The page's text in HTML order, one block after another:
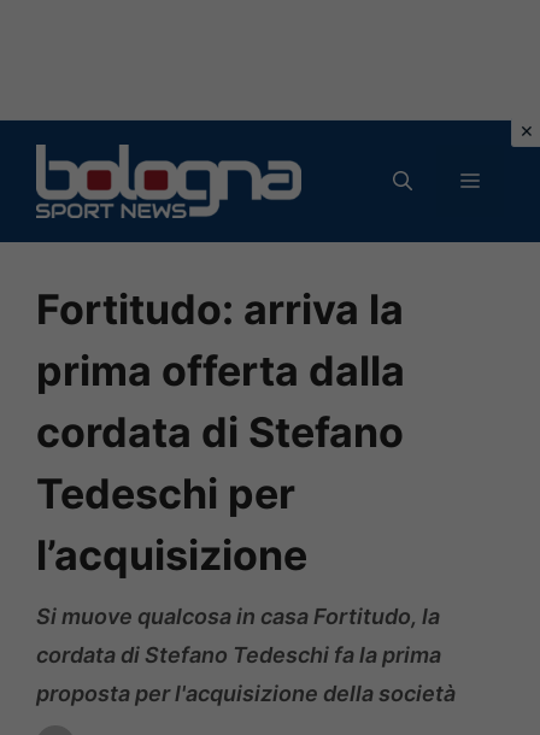
contenuto
MENU
Fortitudo: arriva la
prima offerta dalla
cordata di Stefano
Tedeschi per
l’acquisizione
Si muove qualcosa in casa Fortitudo, la
cordata di Stefano Tedeschi fa la prima
proposta per l'acquisizione della società